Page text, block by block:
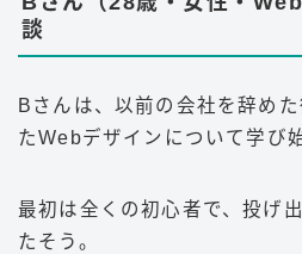
談
Bさんは、以前の会社を辞め
たWebデザインについて学び
最初は全くの初心者で、投げ
たそう。